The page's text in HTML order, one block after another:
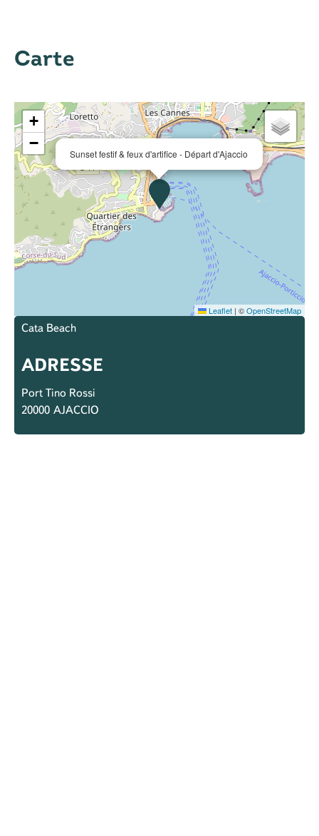
Carte
Sunset festif & feux d'artifice - Départ d'Ajaccio
+
−
Leaflet | ©OpenStreetMap
Cata Beach
ADRESSE
Port Tino Rossi
20000 AJACCIO